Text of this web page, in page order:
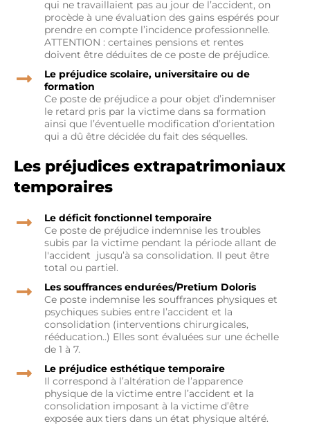
qui ne travaillaient pas au jour de l’accident, on
procède à une évaluation des gains espérés pour
prendre en compte l’incidence professionnelle.
ATTENTION : certaines pensions et rentes
doivent être déduites de ce poste de préjudice.
Le préjudice scolaire, universitaire ou de
formation
Ce poste de préjudice a pour objet d’indemniser
le retard pris par la victime dans sa formation
ainsi que l’éventuelle modification d’orientation
qui a dû être décidée du fait des séquelles.
Les préjudices extrapatrimoniaux
temporaires
Le déficit fonctionnel temporaire
Ce poste de préjudice indemnise les troubles
subis par la victime pendant la période allant de
l'accident jusqu’à sa consolidation. Il peut être
total ou partiel.
Les souffrances endurées/Pretium Doloris
Ce poste indemnise les souffrances physiques et
psychiques subies entre l’accident et la
consolidation (interventions chirurgicales,
rééducation..) Elles sont évaluées sur une échelle
de 1 à 7.
Le préjudice esthétique temporaire
Il correspond à l’altération de l’apparence
physique de la victime entre l’accident et la
consolidation imposant à la victime d’être
exposée aux tiers dans un état physique altéré.